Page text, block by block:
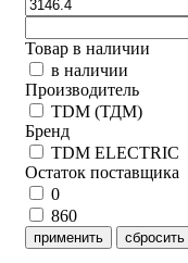
Товар в наличии
в наличии
Производитель
TDM (ТДМ)
Бренд
TDM ELECTRIC
Остаток поставщика
0
860
применить сбросить